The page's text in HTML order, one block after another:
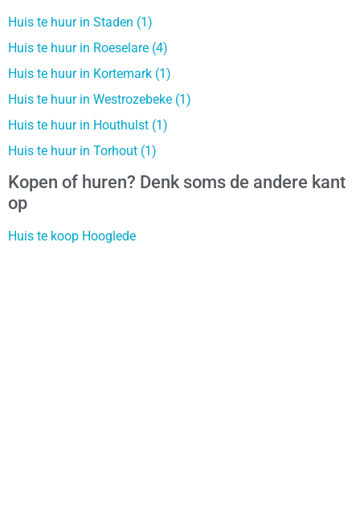
Huis te huur in Staden (1)
Huis te huur in Roeselare (4)
Huis te huur in Kortemark (1)
Huis te huur in Westrozebeke (1)
Huis te huur in Houthulst (1)
Huis te huur in Torhout (1)
Kopen of huren? Denk soms de andere kant
op
Huis te koop Hooglede